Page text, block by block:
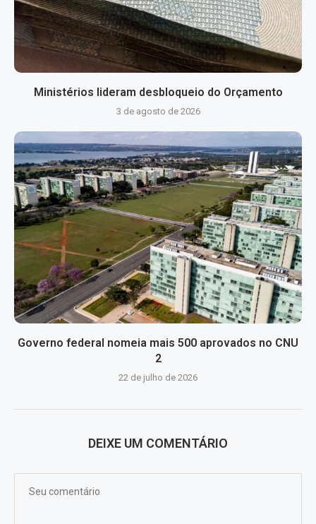
Ministérios lideram desbloqueio do Orçamento
3 de agosto de 2026
Governo federal nomeia mais 500 aprovados no CNU
2
22 de julho de 2026
DEIXE UM COMENTÁRIO